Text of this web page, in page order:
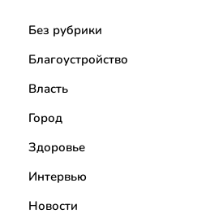
Без рубрики
Благоустройство
Власть
Город
Здоровье
Интервью
Новости